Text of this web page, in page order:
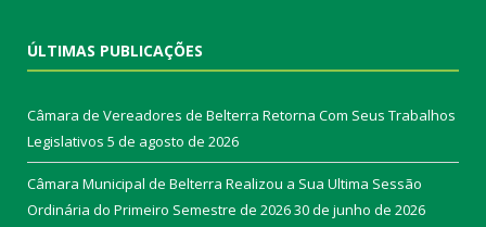
ÚLTIMAS PUBLICAÇÕES
Câmara de Vereadores de Belterra Retorna Com Seus Trabalhos
Legislativos 5 de agosto de 2026
Câmara Municipal de Belterra Realizou a Sua Ultima Sessão
Ordinária do Primeiro Semestre de 202630 de junho de 2026